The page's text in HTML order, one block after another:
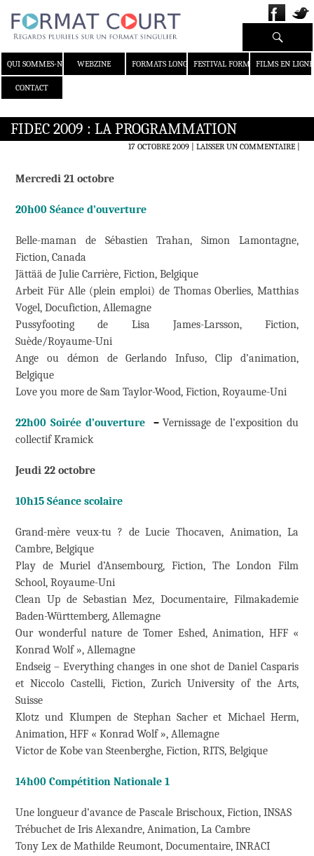
QUI SOMMES-NOUS ?WEBZINE FORMATS LONGS FESTIVAL FORMAT COURT
FILMS EN LIGNE
CONTACT
Recherche
FIDEC 2009 : LA PROGRAMMATION
17 OCTOBRE 2009 LAISSER UN COMMENTAIRE|
Mercredi 21 octobre
20h00 Séance d’ouverture
Belle-maman de Sébastien Trahan, Simon Lamontagne,
Fiction, Canada
Jättää de Julie Carrière, Fiction, Belgique
Arbeit Für Alle (plein emploi) de Thomas Oberlies, Matthias
Vogel, Docufiction, Allemagne
Pussyfooting de Lisa James-Larsson, Fiction,
Suède/Royaume-Uni
Ange ou démon de Gerlando Infuso, Clip d’animation,
Belgique
Love you more de Sam Taylor-Wood, Fiction, Royaume-Uni
22h00 Soirée d’ouverture –Vernissage de l’exposition du
collectif Kramick
Jeudi 22 octobre
10h15 Séance scolaire
Grand-mère veux-tu ? de Lucie Thocaven, Animation, La
Cambre, Belgique
Play de Muriel d’Ansembourg, Fiction, The London Film
School, Royaume-Uni
Clean Up de Sebastian Mez, Documentaire, Filmakademie
Baden-Württemberg, Allemagne
Our wonderful nature de Tomer Eshed, Animation, HFF «
Konrad Wolf », Allemagne
Endseig – Everything changes in one shot de Daniel Casparis
et Niccolo Castelli, Fiction, Zurich University of the Arts,
Suisse
Klotz und Klumpen de Stephan Sacher et Michael Herm,
Animation, HFF « Konrad Wolf », Allemagne
Victor de Kobe van Steenberghe, Fiction, RITS, Belgique
14h00 Compétition Nationale 1
Une longueur d’avance de Pascale Brischoux, Fiction, INSAS
Trébuchet de Iris Alexandre, Animation, La Cambre
Tony Lex de Mathilde Reumont, Documentaire, INRACI